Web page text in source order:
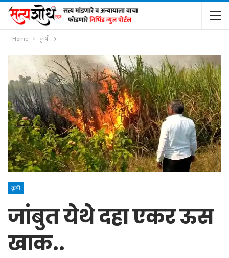
Home कृषी
कृषी
जांबुत येथे दहा एकर ऊस
खाक..